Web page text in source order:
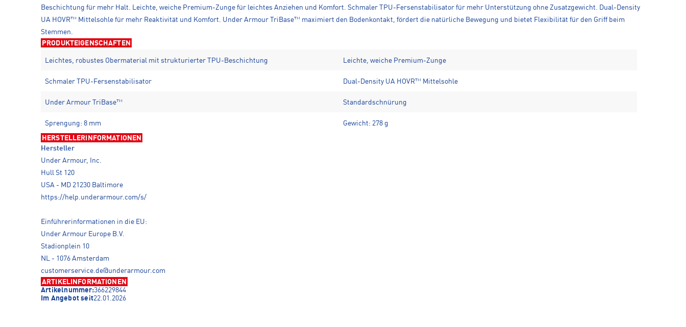
Beschichtung für mehr Halt. Leichte, weiche Premium-Zunge für leichtes Anziehen und Komfort. Schmaler TPU-Fersenstabilisator für mehr Unterstützung ohne Zusatzgewicht. Dual-Density
UA HOVR™ Mittelsohle für mehr Reaktivität und Komfort. Under Armour TriBase™ maximiert den Bodenkontakt, fördert die natürliche Bewegung und bietet Flexibilität für den Griff beim
Stemmen.
PRODUKTEIGENSCHAFTEN
Leichtes, robustes Obermaterial mit strukturierter TPU-Beschichtung Leichte, weiche Premium-Zunge
Schmaler TPU-Fersenstabilisator Dual-Density UA HOVR™ Mittelsohle
Under Armour TriBase™ Standardschnürung
Sprengung: 8 mm Gewicht: 278 g
HERSTELLERINFORMATIONEN
Hersteller
Under Armour, Inc.
Hull St 120
USA - MD 21230 Baltimore
https://help.underarmour.com/s/
Einführerinformationen in die EU:
Under Armour Europe B.V.
Stadionplein 10
NL - 1076 Amsterdam
customerservice.de@underarmour.com
ARTIKELINFORMATIONEN
Artikelnummer:366229844
Im Angebot seit22.01.2026